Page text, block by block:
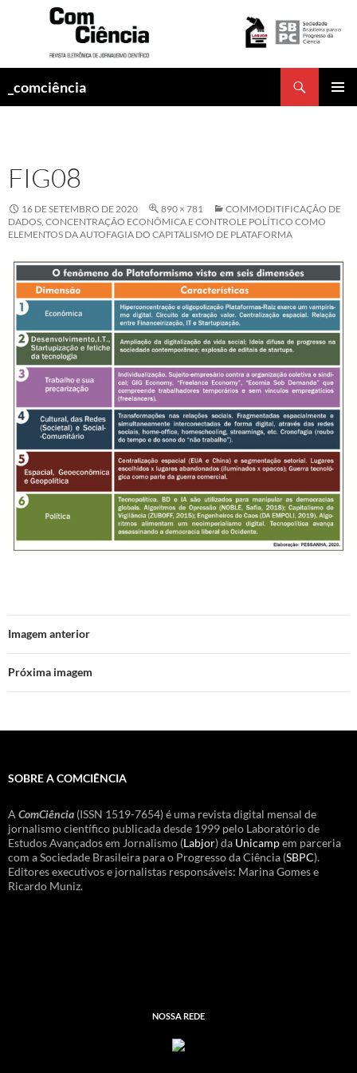
_comciência
FIG08
16 DE SETEMBRO DE 2020 890 × 781
COMMODITIFICAÇÃO DE
DADOS, CONCENTRAÇÃO ECONÔMICA E CONTROLE POLÍTICO COMO
ELEMENTOS DA AUTOFAGIA DO CAPITALISMO DE PLATAFORMA
Imagem anterior
Próxima imagem
SOBRE A COMCIÊNCIA
A ComCiência (ISSN 1519-7654) é uma revista digital mensal de
jornalismo científico publicada desde 1999 pelo Laboratório de
Estudos Avançados em Jornalismo (Labjor) da Unicampem parceria
com a Sociedade Brasileira para o Progresso da Ciência (SBPC).
Editores executivos e jornalistas responsáveis: Marina Gomes e
Ricardo Muniz.
NOSSA REDE